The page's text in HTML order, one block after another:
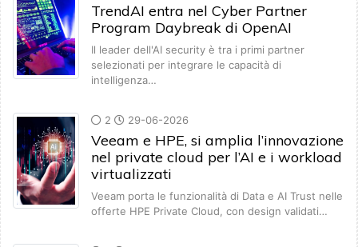
TrendAI entra nel Cyber Partner
Program Daybreak di OpenAI
Il leader dell'AI security è tra i primi partner
selezionati per integrare le capacità di
intelligenza…
2 29-06-2026
Veeam e HPE, si amplia l’innovazione
nel private cloud per l’AI e i workload
virtualizzati
Veeam porta le funzionalità di Data e AI Trust nelle
offerte HPE Private Cloud, con design validati…